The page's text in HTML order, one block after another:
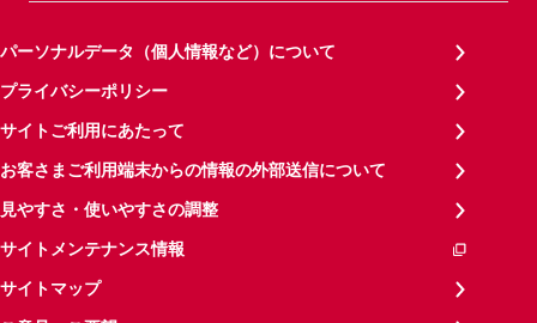
パーソナルデータ（個人情報など）について
プライバシーポリシー
サイトご利用にあたって
お客さまご利用端末からの情報の外部送信について
見やすさ・使いやすさの調整
サイトメンテナンス情報
サイトマップ